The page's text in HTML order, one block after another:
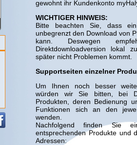
gewohnt ihr Kundenkonto
WICHTIGER HINWEIS:
Bitte beachten Sie, dass
unbegrenzt den Download von
kann. Deswegen
Direktdownloadversion lokal
später nicht Problemen kommt.
Supportseiten einzelner
Um Ihnen noch besser
würden wir Sie bitten, bei
Produkten, deren Bedienung
Funktionen sich an den
wenden.
Nachfolgend finden Sie
entsprechenden Produkte und
Adressen: